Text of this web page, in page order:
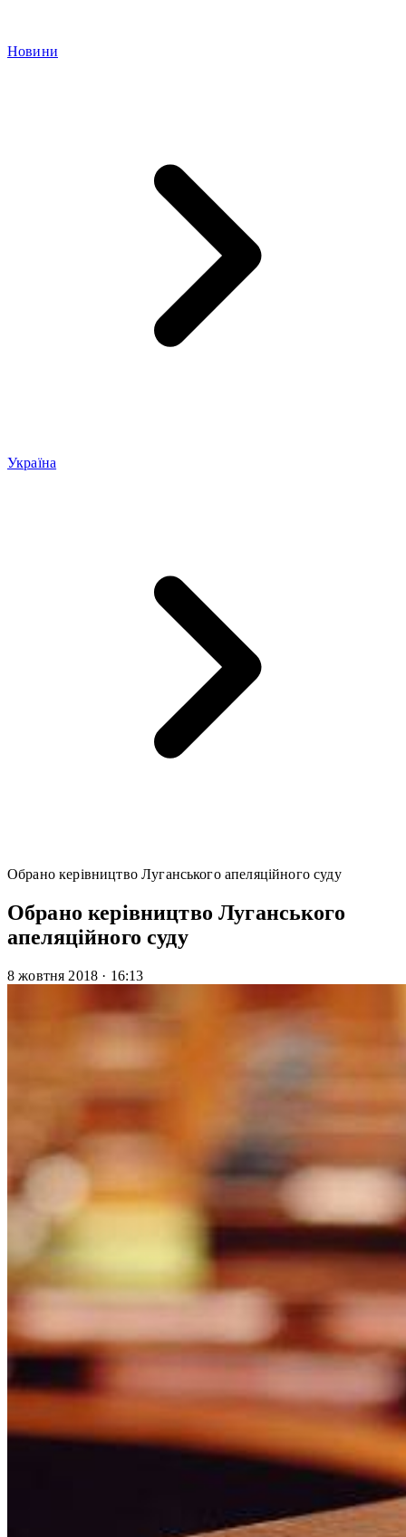
Новини
Україна
Обрано керівництво Луганського апеляційного суду
Обрано керівництво Луганського
апеляційного суду
8 жовтня 2018 · 16:13